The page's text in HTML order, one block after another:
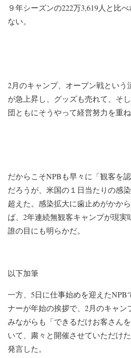
９年シーズンの222万3,619人と比
ない。
2月のキャンプ、オープン戦という
が急上昇し、グッズも売れて、そ
団ともにそうやって経営努力を重ね
だからこそNPBも早々に「観客を
だろうが、米国の１日当たりの感
超えた。感染拡大に歯止めがかか
ば、2年連続無観客キャンプが現実
誰の目にも明らかだ。
以下加筆
一方、5日に仕事始めを迎えたNPB
ナーが年始の挨拶で、2月のキャン
みながらも「できるだけお客さん
いて、粛々と開催させていただけ
発言した。